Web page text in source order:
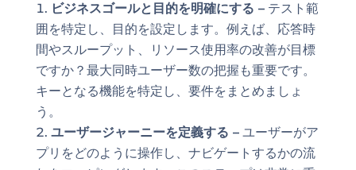
ビジネスゴールと目的を明確にする –テスト範
囲を特定し、目的を設定します。例えば、応答時
間やスループット、リソース使用率の改善が目標
ですか？最大同時ユーザー数の把握も重要です。
キーとなる機能を特定し、要件をまとめましょ
う。
ユーザージャーニーを定義する –ユーザーがア
プリをどのように操作し、ナビゲートするかの流